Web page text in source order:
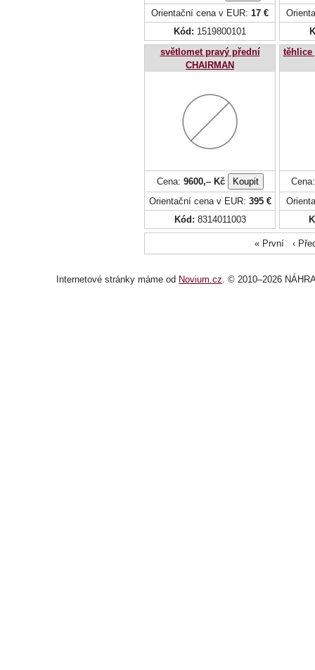
Orientační cena v EUR: 17 €
Kód: 1519800101
světlomet pravý přední
CHAIRMAN
Cena: 9600,– Kč
Orientační cena v EUR: 395 €
Kód: 8314011003
těhlice
« První ‹
Internetové stránky máme od Novium.cz. © 2010–2026